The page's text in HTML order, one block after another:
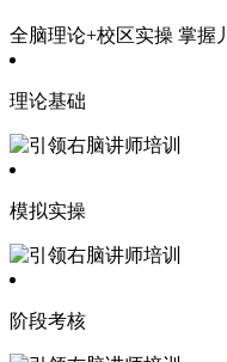
全脑理论+校区实操 掌握
理论基础
模拟实操
阶段考核